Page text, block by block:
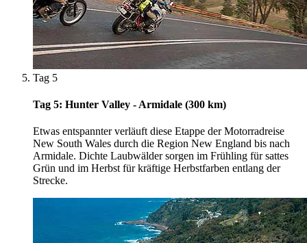
Tag 5
Tag 5: Hunter Valley - Armidale (300 km)
Etwas entspannter verläuft diese Etappe der Motorradreise
New South Wales durch die Region New England bis nach
Armidale. Dichte Laubwälder sorgen im Frühling für sattes
Grün und im Herbst für kräftige Herbstfarben entlang der
Strecke.